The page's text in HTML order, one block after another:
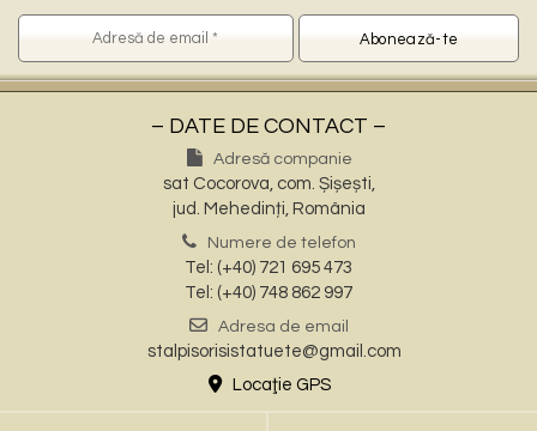
– DATE DE CONTACT –
Adresă companie
sat Cocorova, com. Șișești,
jud. Mehedinți, România
Numere de telefon
Tel: (+40) 721 695 473
Tel: (+40) 748 862 997
Adresa de email
stalpisorisistatuete@gmail.com
Locaţie GPS